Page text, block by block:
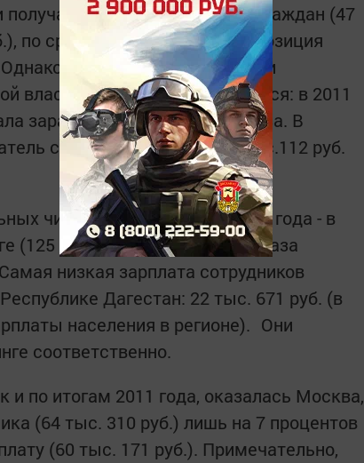
получают в 2,31 раза больше граждан (47
по сравнению с 2011 годом позиция
Однако разрыв между доходами
власти и населения сократился: в 2011
заработок граждан в 2,41 раза. В
составил 2,24 раза (67 тыс.112 руб.
чиновников по итогам 2012 года - в
(125 тыс. 895 руб., что в 1,91 раза
низкая зарплата сотрудников
Дагестан: 22 тыс. 671 руб. (в
населения в регионе). Они
соответственно.
и по итогам 2011 года, оказалась Москва,
(64 тыс. 310 руб.) лишь на 7 процентов
(60 тыс. 171 руб.). Примечательно,